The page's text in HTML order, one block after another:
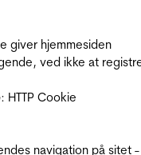
giver hjemmesiden
ved ikke at
: HTTP Cookie
navigation på sitet -